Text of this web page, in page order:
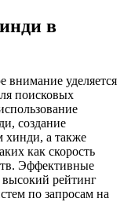
в
внимание уделяется
поисковых
создание
хинди, а также
как скорость
Эффективные
рейтинг
по запросам на